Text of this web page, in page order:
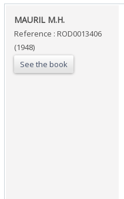
‎MAURIL M.H.‎
Reference : ROD0013406
(1948)
See the book